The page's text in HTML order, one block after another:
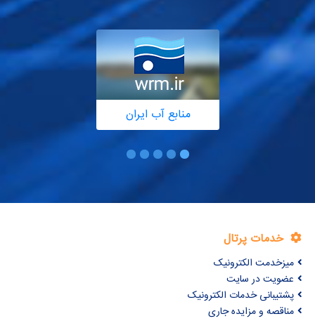
منابع آب ایران
خدمات پرتال
میزخدمت الکترونیک
عضویت در سایت
پشتیبانی خدمات الکترونیک
مناقصه و مزایده جاری